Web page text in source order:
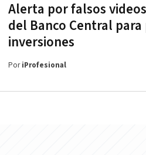
Alerta por falsos
del Banco Central
inversiones
PoriProfesional